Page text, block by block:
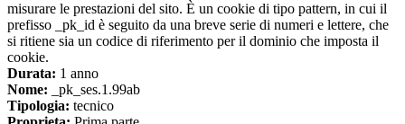
misurare le prestazioni del sito. È un cookie di tipo pattern, in cui il
prefisso _pk_id è seguito da una breve serie di numeri e lettere, che
si ritiene sia un codice di riferimento per il dominio che imposta il
cookie.
Durata: 1 anno
Nome: _pk_ses.1.99ab
Tipologia: tecnico